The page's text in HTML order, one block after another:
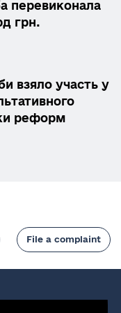
перевиконала
грн.
взяло участь у
реформ
File a complaint